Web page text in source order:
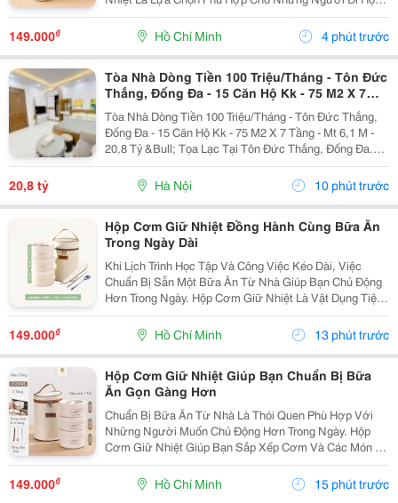
Đi Làm Hoặc Thường Xuyên Di Chuyển, Giúp Việc Sắp
Xếp Và Mang Theo Thức Ăn Trở Nên Gọn Gàng Hơn.
149.000₫ Hồ Chí Minh 4 phút trước
Tòa Nhà Dòng Tiền 100 Triệu/Tháng - Tôn Đức
Thắng, Đống Đa - 15 Căn Hộ Kk - 75 M2 X 7
Tầng - Mt 6,1 M - 20,8 Tỷ
Tòa Nhà Dòng Tiền 100 Triệu/Tháng - Tôn Đức Thắng,
Đống Đa - 15 Căn Hộ Kk - 75 M2 X 7 Tầng - Mt 6,1 M -
20,8 Tỷ &Bull; Tọa Lạc Tại Tôn Đức Thắng, Đống Đa.
Cách Mặt Phố Khoảng 50 Mét, Cách Ô Tô Tránh Khoảng
10 Mét, Vị Trí Thuận Tiện Khai Thác...
20,8 tỷ Hà Nội 10 phút trước
Hộp Cơm Giữ Nhiệt Đồng Hành Cùng Bữa Ăn
Trong Ngày Dài
Khi Lịch Trình Học Tập Và Công Việc Kéo Dài, Việc
Chuẩn Bị Sẵn Một Bữa Ăn Từ Nhà Giúp Bạn Chủ Động
Hơn Trong Ngày. Hộp Cơm Giữ Nhiệt Là Vật Dụng Tiện
Lợi, Hỗ Trợ Mang Theo Nhiều Món Ăn Và Phù Hợp Với
Những Người Thường Xuyên Ăn Trưa Tại Trường,
149.000₫ Hồ Chí Minh 13 phút trước
Hộp Cơm Giữ Nhiệt Giúp Bạn Chuẩn Bị Bữa
Ăn Gọn Gàng Hơn
Chuẩn Bị Bữa Ăn Từ Nhà Là Thói Quen Phù Hợp Với
Những Người Muốn Chủ Động Hơn Trong Ngày. Hộp
Cơm Giữ Nhiệt Giúp Bạn Sắp Xếp Cơm Và Các Món Ăn
Kèm Gọn Gàng, Thuận Tiện Mang Theo Đến Trường,
Văn Phòng Hoặc Trong Những Chuyến Đi. Chọn Hộp Có
Số Ngăn...
149.000₫ Hồ Chí Minh 15 phút trước